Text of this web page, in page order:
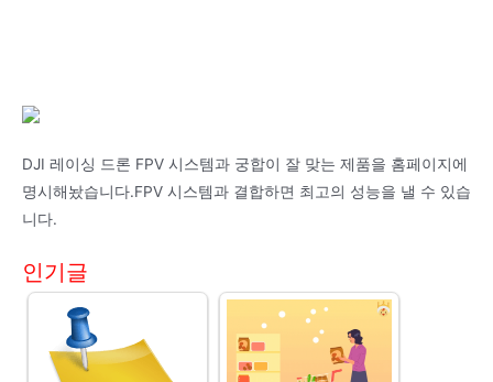
DJI 레이싱 드론 FPV 시스템과 궁합이 잘 맞는 제품을 홈페이지에
명시해놨습니다.FPV 시스템과 결합하면 최고의 성능을 낼 수 있습
니다.
인기글